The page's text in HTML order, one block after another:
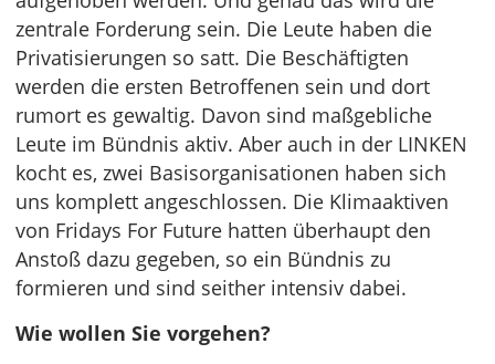
zentrale Forderung sein. Die Leute haben die
Privatisierungen so satt. Die Beschäftigten
werden die ersten Betroffenen sein und dort
rumort es gewaltig. Davon sind maßgebliche
Leute im Bündnis aktiv. Aber auch in der LINKEN
kocht es, zwei Basisorganisationen haben sich
uns komplett angeschlossen. Die Klimaaktiven
von Fridays For Future hatten überhaupt den
Anstoß dazu gegeben, so ein Bündnis zu
formieren und sind seither intensiv dabei.
Wie wollen Sie vorgehen?